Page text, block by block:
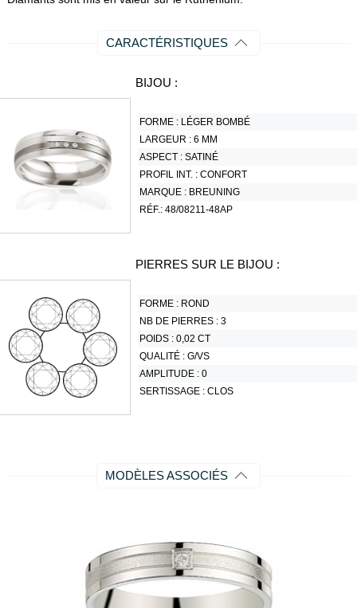
CARACTÉRISTIQUES
BIJOU :
FORME : LÉGER BOMBÉ
LARGEUR :6 MM
ASPECT :SATINÉ
PROFIL INT. :CONFORT
MARQUE : BREUNING
RÉF.:48/08211-48AP
PIERRES SUR LE BIJOU :
FORME : ROND
NB DE PIERRES :3
POIDS :0,02 CT
QUALITÉ :G/VS
AMPLITUDE :0
SERTISSAGE :CLOS
MODÈLES ASSOCIÉS